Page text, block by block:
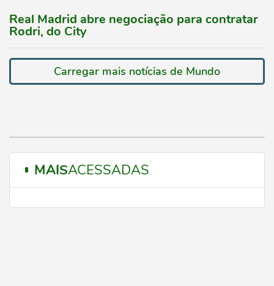
Real Madrid abre negociação para contratar
Rodri, do City
Carregar mais notícias de Mundo
MAISACESSADAS